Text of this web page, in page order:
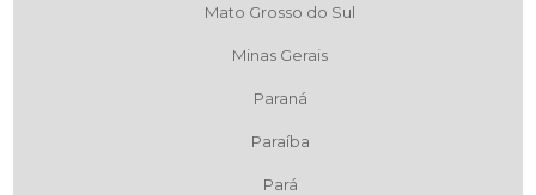
Mato Grosso do Sul
Minas Gerais
Paraná
Paraíba
Pará